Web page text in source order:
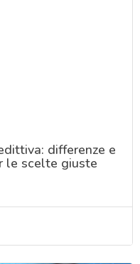
differenze e
le scelte giuste